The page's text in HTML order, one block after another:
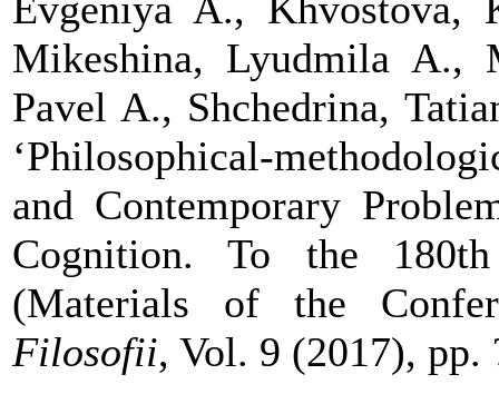
Mikeshina, Lyudmila A.,
Pavel A., Shchedrina,
‘Philosophical-
and Contemporary
Cognition. To the
(Materials of the
Filosofii, Vol. 9 (2017), pp.